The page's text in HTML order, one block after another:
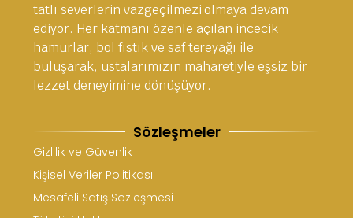
tatlı severlerin vazgeçilmezi olmaya devam
ediyor. Her katmanı özenle açılan incecik
hamurlar, bol fıstık ve saf tereyağı ile
buluşarak, ustalarımızın maharetiyle eşsiz bir
lezzet deneyimine dönüşüyor.
Sözleşmeler
Gizlilik ve Güvenlik
Kişisel Veriler Politikası
Mesafeli Satış Sözleşmesi